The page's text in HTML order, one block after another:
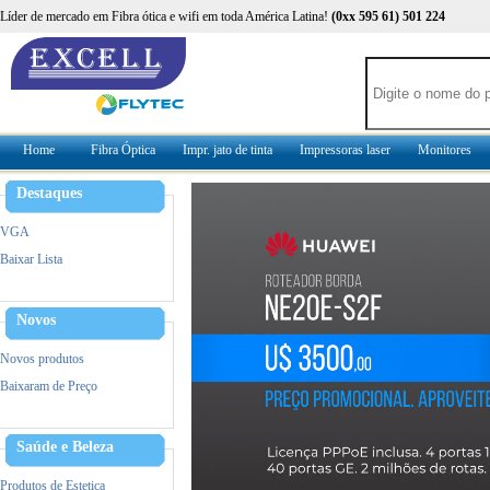
Líder de mercado em Fibra ótica e wifi em toda América Latina! (0xx 595 61) 501 224
Home Fibra Óptica Impr. jato de tinta Impressoras laser Monitores
Destaques
VGA
Baixar Lista
Novos
Novos produtos
Baixaram de Preço
Saúde e Beleza
Produtos de Estetica